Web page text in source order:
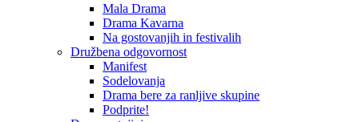
Mala Drama
Drama Kavarna
Na gostovanjih in festivalih
Družbena odgovornost
Manifest
Sodelovanja
Drama bere za ranljive skupine
Podprite!